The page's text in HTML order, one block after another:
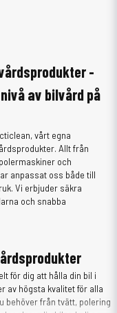
-
av bilvård på
vårt egna
Allt från
och
anpassat oss både till
Vi erbjuder säkra
och snabba
för dig att hålla din bil i
av högsta kvalitet för alla
behöver från tvätt, polering